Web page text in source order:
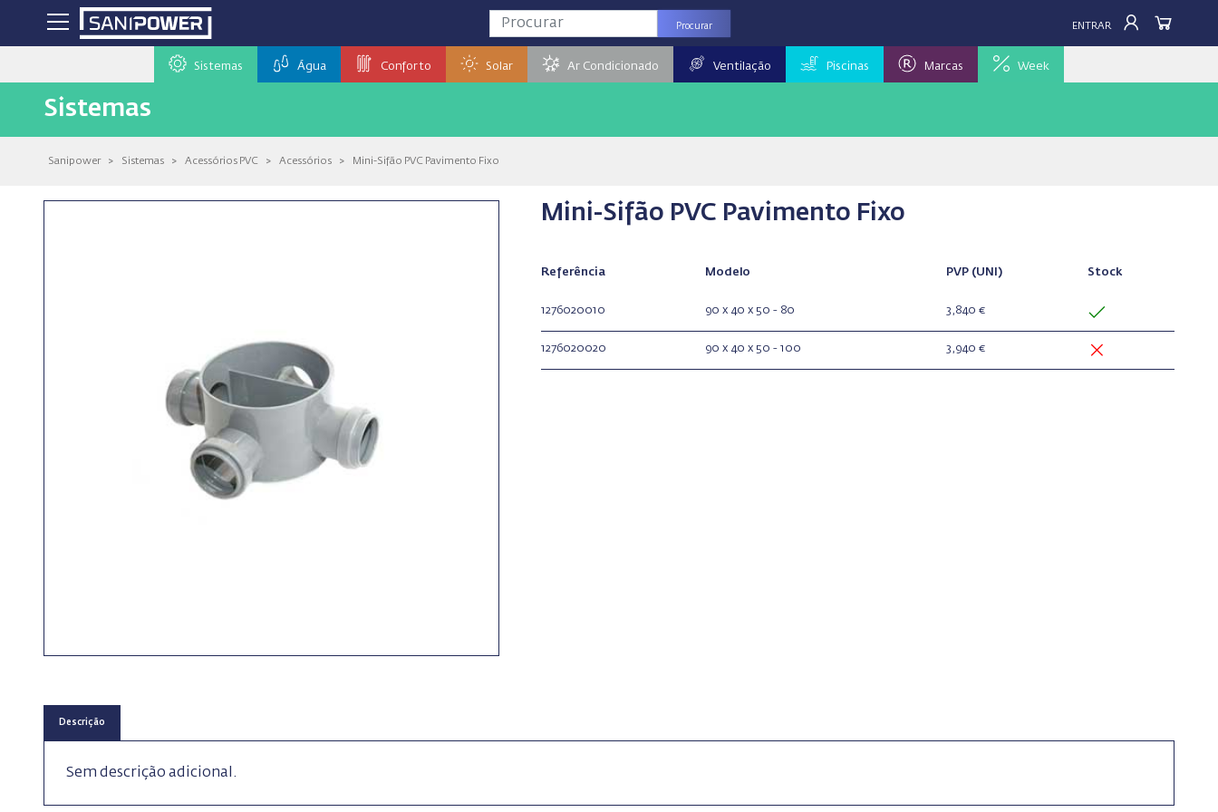
Procurar ENTRAR
Sistemas Água Conforto Solar Ar Condicionado Ventilação Piscinas Marcas Week
Sistemas
Sanipower > Sistemas > Acessórios PVC > Acessórios > Mini-Sifão PVC Pavimento Fixo
Mini-Sifão PVC Pavimento Fixo
Referência Modelo PVP (UNI) Stock
1276020010 90 x 40 x 50 - 80 3,840 €
1276020020 90 x 40 x 50 - 100 3,940 €
Descrição
Sem descrição adicional.